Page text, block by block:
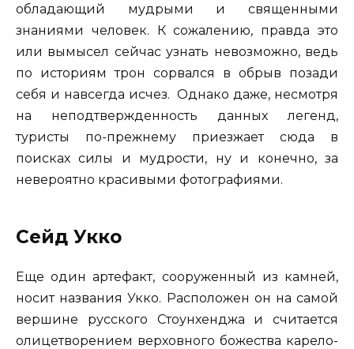
обладающий мудрыми и священными
знаниями человек. К сожалению, правда это
или вымысел сейчас узнать невозможно, ведь
по историям трон сорвался в обрыв позади
себя и навсегда исчез. Однако даже, несмотря
на неподтвержденность данных легенд,
туристы по-прежнему приезжает сюда в
поисках силы и мудрости, ну и конечно, за
невероятно красивыми фотографиями.
Сейд Укко
Еще один артефакт, сооруженный из камней,
носит названия Укко. Расположен он на самой
вершине русского Стоунхенджа и считается
олицетворением верховного божества карело-